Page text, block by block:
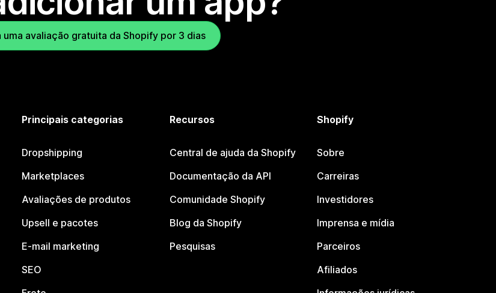
uma avaliação gratuita da Shopify por 3 dias
Principais categorias
Dropshipping
Marketplaces
Avaliações de produtos
Upsell e pacotes
E-mail marketing
SEO
Recursos
Central de ajuda da Shopify
Documentação da API
Comunidade Shopify
Blog da Shopify
Pesquisas
Shopify
Sobre
Carreiras
Investidores
Imprensa e mídia
Parceiros
Afiliados